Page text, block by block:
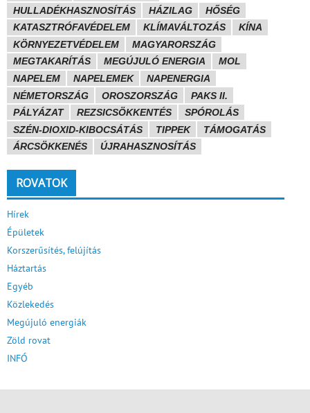
HULLADÉKHASZNOSÍTÁS
HÁZILAG
HŐSÉG
KATASZTRÓFAVÉDELEM
KLÍMAVÁLTOZÁS
KÍNA
KÖRNYEZETVÉDELEM
MAGYARORSZÁG
MEGTAKARÍTÁS
MEGÚJULÓ ENERGIA
MOL
NAPELEM
NAPELEMEK
NAPENERGIA
NÉMETORSZÁG
OROSZORSZÁG
PAKS II.
PÁLYÁZAT
REZSICSÖKKENTÉS
SPÓROLÁS
SZÉN-DIOXID-KIBOCSÁTÁS
TIPPEK
TÁMOGATÁS
ÁRCSÖKKENÉS
ÚJRAHASZNOSÍTÁS
ROVATOK
Hírek
Épületek
Korszerűsítés, felújítás
Háztartás
Egyéb
Közlekedés
Megújuló energiák
Zöld rovat
INFÓ